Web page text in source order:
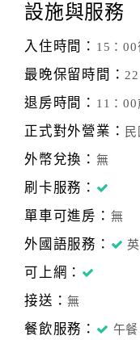
設施與服務
入住時間： 15：00
最晚保留時間：
退房時間： 11：00
正式對外營業：
外幣兌換： 無
刷卡服務：
單車可進房： 無
外國語服務：
可上網：
接送：無
餐飲服務： 午